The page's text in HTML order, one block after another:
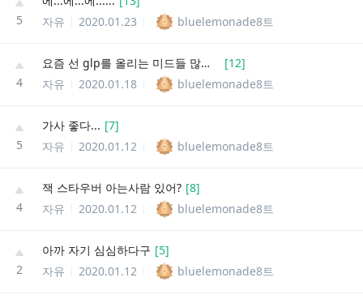
5
자유
2020.01.23 bluelemonade8트
4
요즘 선 glp를 올리는 미드들 많잖아 [12]
자유
2020.01.18 bluelemonade8트
5
가사 좋다... [7]
자유
2020.01.12 bluelemonade8트
4
잭 스타우버 아는사람 있어? [8]
자유
2020.01.12 bluelemonade8트
2
아까 자기 심심하다구 [5]
자유
2020.01.12 bluelemonade8트